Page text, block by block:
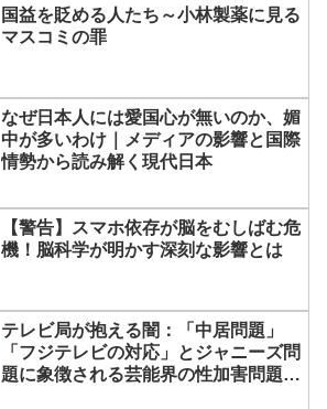
国益を貶める人たち～小林製薬に見る
マスコミの罪
なぜ日本人には愛国心が無いのか、媚
中が多いわけ｜メディアの影響と国際
情勢から読み解く現代日本
【警告】スマホ依存が脳をむしばむ危
機！脳科学が明かす深刻な影響とは
テレビ局が抱える闇：「中居問題」
「フジテレビの対応」とジャニーズ問
題に象徴される芸能界の性加害問題、